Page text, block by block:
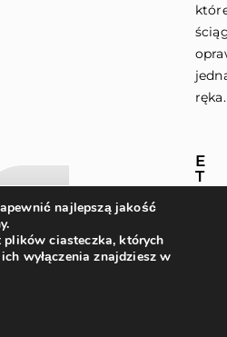
ręka.
E
T
U
najlepszą jakość
ciasteczka, których
wyłączenia znajdziesz w